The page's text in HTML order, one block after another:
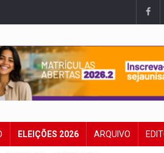
ELEIÇÕES 2026 ARQUIVO